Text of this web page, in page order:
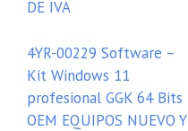
4YR-00229 Software –
Kit Windows 11
profesional GGK 64 Bits
OEM EQUIPOS NUEVO Y